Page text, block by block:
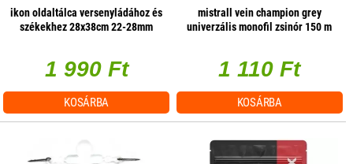
ikon oldaltálca versenyládához és
székekhez 28x38cm 22-28mm
1 990 Ft
KOSÁRBA
mistrall vein champion grey
univerzális monofil zsinór 150 m
1 110 Ft
KOSÁRBA